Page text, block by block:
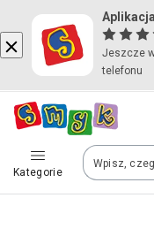
Jeszcze
telefonu
Kategorie
Polska (Poland)
Twoje zamówienia